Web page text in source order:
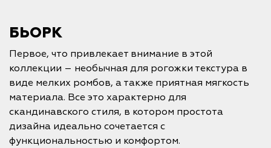
БЬОРК
Первое, что привлекает внимание в этой
коллекции – необычная для рогожки текстура в
виде мелких ромбов, а также приятная мягкость
материала. Все это характерно для
скандинавского стиля, в котором простота
дизайна идеально сочетается с
функциональностью и комфортом.